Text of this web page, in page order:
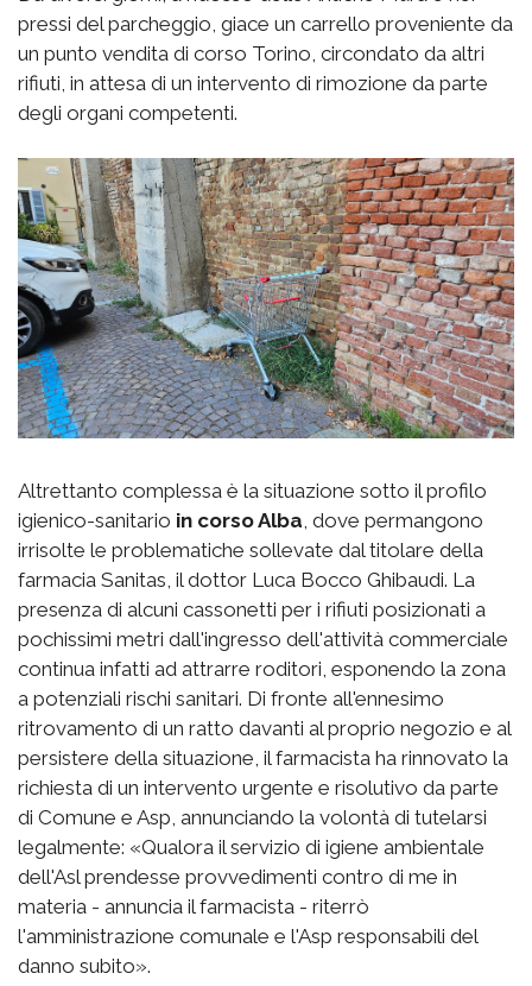
pressi del parcheggio, giace un carrello proveniente da
un punto vendita di corso Torino, circondato da altri
rifiuti, in attesa di un intervento di rimozione da parte
degli organi competenti.
Altrettanto complessa è la situazione sotto il profilo
igienico-sanitario in corso Alba , dove permangono
irrisolte le problematiche sollevate dal titolare della
farmacia Sanitas, il dottor Luca Bocco Ghibaudi. La
presenza di alcuni cassonetti per i rifiuti posizionati a
pochissimi metri dall'ingresso dell'attività commerciale
continua infatti ad attrarre roditori, esponendo la zona
a potenziali rischi sanitari. Di fronte all'ennesimo
ritrovamento di un ratto davanti al proprio negozio e al
persistere della situazione, il farmacista ha rinnovato la
richiesta di un intervento urgente e risolutivo da parte
di Comune e Asp, annunciando la volontà di tutelarsi
legalmente: «Qualora il servizio di igiene ambientale
dell'Asl prendesse provvedimenti contro di me in
materia - annuncia il farmacista - riterrò
l'amministrazione comunale e l'Asp responsabili del
danno subito».